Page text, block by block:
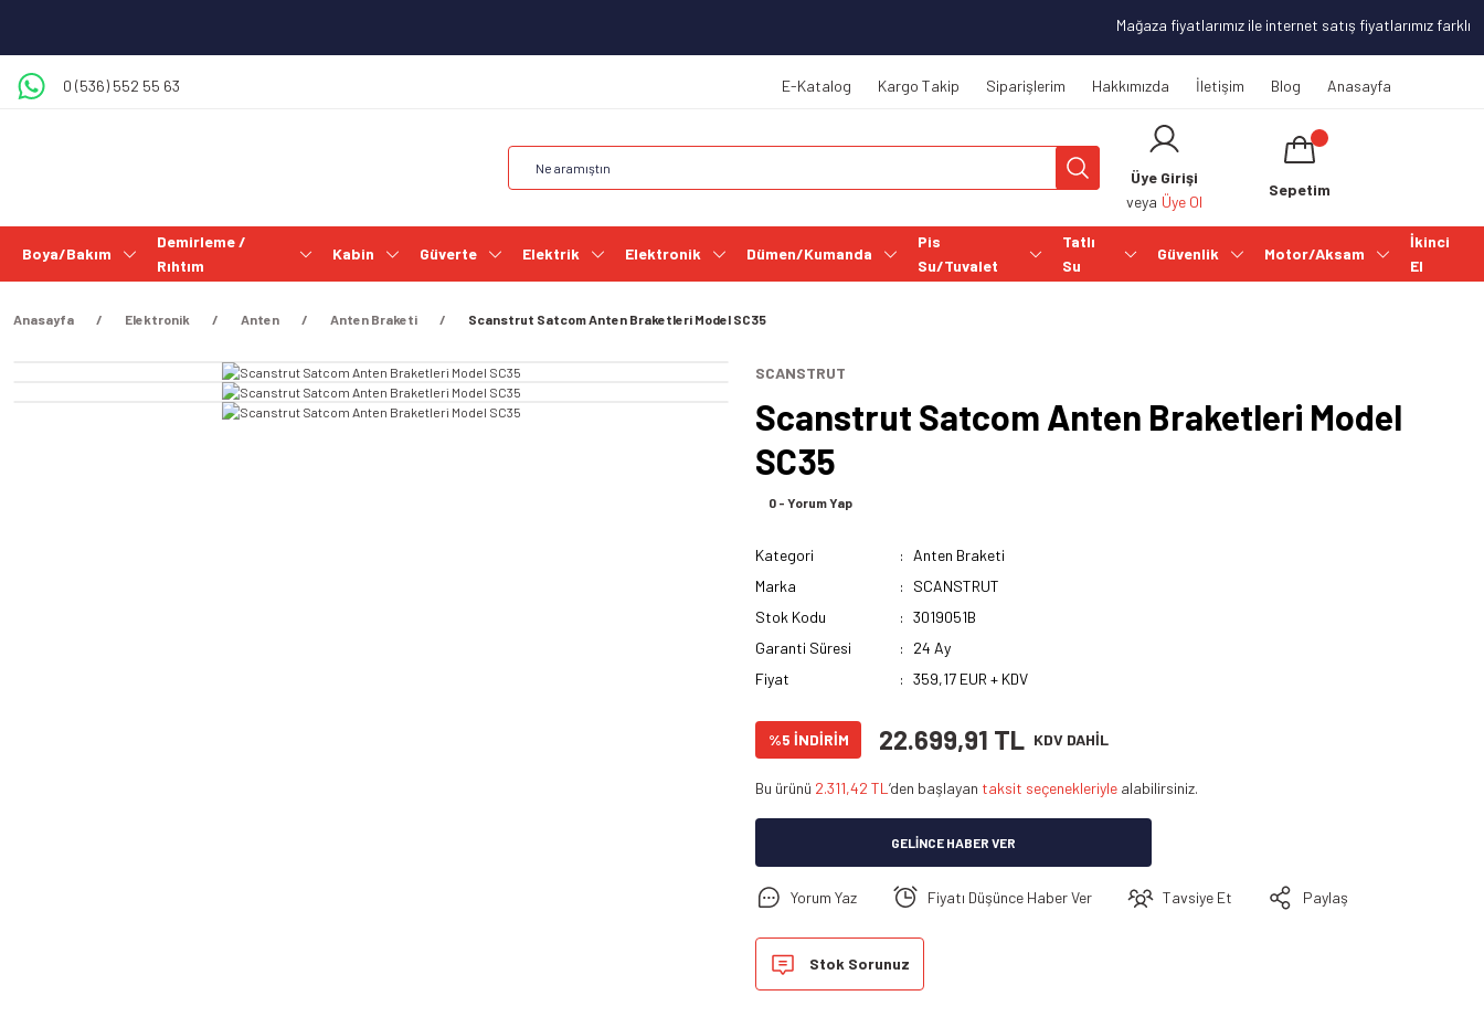
Mağaza fiyatlarımız ile internet satış fiyatlarımız
0 (536) 552 55 63 E-Katalog Kargo Takip Siparişlerim Hakkımızda İletişim Blog Anasayfa
Üye Girişi
veya Üye Ol
Sepetim
Boya/Bakım
Demirleme /
Rıhtım
Kabin Güverte Elektrik Elektronik Dümen/Kumanda
Pis
Su/Tuvalet
Tatlı
Su
Güvenlik Motor/Aksam
İkinci
El
Anasayfa Elektronik Anten Anten Braketi Scanstrut Satcom Anten Braketleri Model SC35
SCANSTRUT
Scanstrut Satcom Anten Braketleri Model
SC35
0 - Yorum Yap
Kategori
Anten Braketi
Marka
SCANSTRUT
Stok Kodu
3019051B
Garanti Süresi
24 Ay
Fiyat
359,17 EUR + KDV
%5 İNDİRİM 22.699,91 TL KDV DAHİL
Bu ürünü 2.311,42 TL ’den başlayan taksit seçenekleriyle alabilirsiniz.
GELINCE HABER VER
Yorum Yaz Fiyatı Düşünce Haber Ver Tavsiye Et Paylaş
Stok Sorunuz